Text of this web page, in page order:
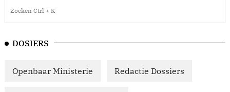
DOSIERS
Openbaar Ministerie Redactie Dossiers